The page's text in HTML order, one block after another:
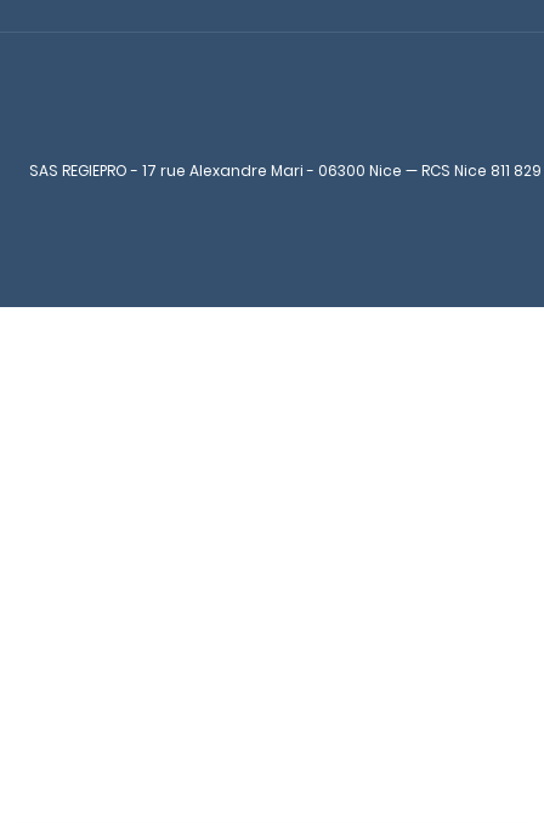
SAS REGIEPRO - 17 rue Alexandre Mari - 06300 Nice — RCS Nice 811